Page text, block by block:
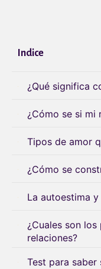
Indice
¿Qué significa
¿Cómo se si mi
Tipos de amor
¿Cómo se
La autoestima
¿Cuales son
relaciones?
Test para saber